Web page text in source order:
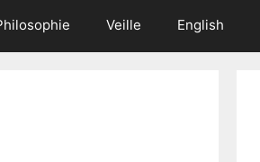
Veille English